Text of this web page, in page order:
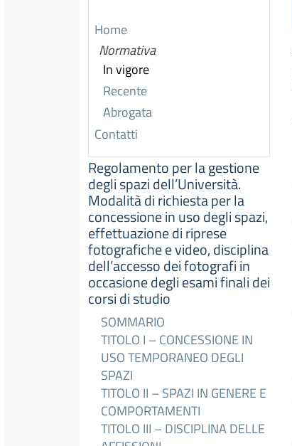
Home
Normativa
In vigore
Recente
Abrogata
Contatti
Regolamento per la gestione
degli spazi dell’Università.
Modalità di richiesta per la
concessione in uso degli spazi,
effettuazione di riprese
fotografiche e video, disciplina
dell’accesso dei fotografi in
occasione degli esami finali dei
corsi di studio
SOMMARIO
TITOLO I – CONCESSIONE IN
USO TEMPORANEO DEGLI
SPAZI
TITOLO II – SPAZI IN GENERE E
COMPORTAMENTI
TITOLO III – DISCIPLINA DELLE